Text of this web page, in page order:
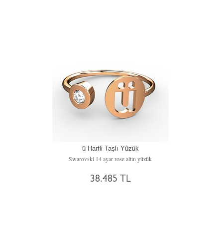
ü Harfli Taşlı Yüzük
Swarovski 14 ayar rose altın yüzük
38.485 TL